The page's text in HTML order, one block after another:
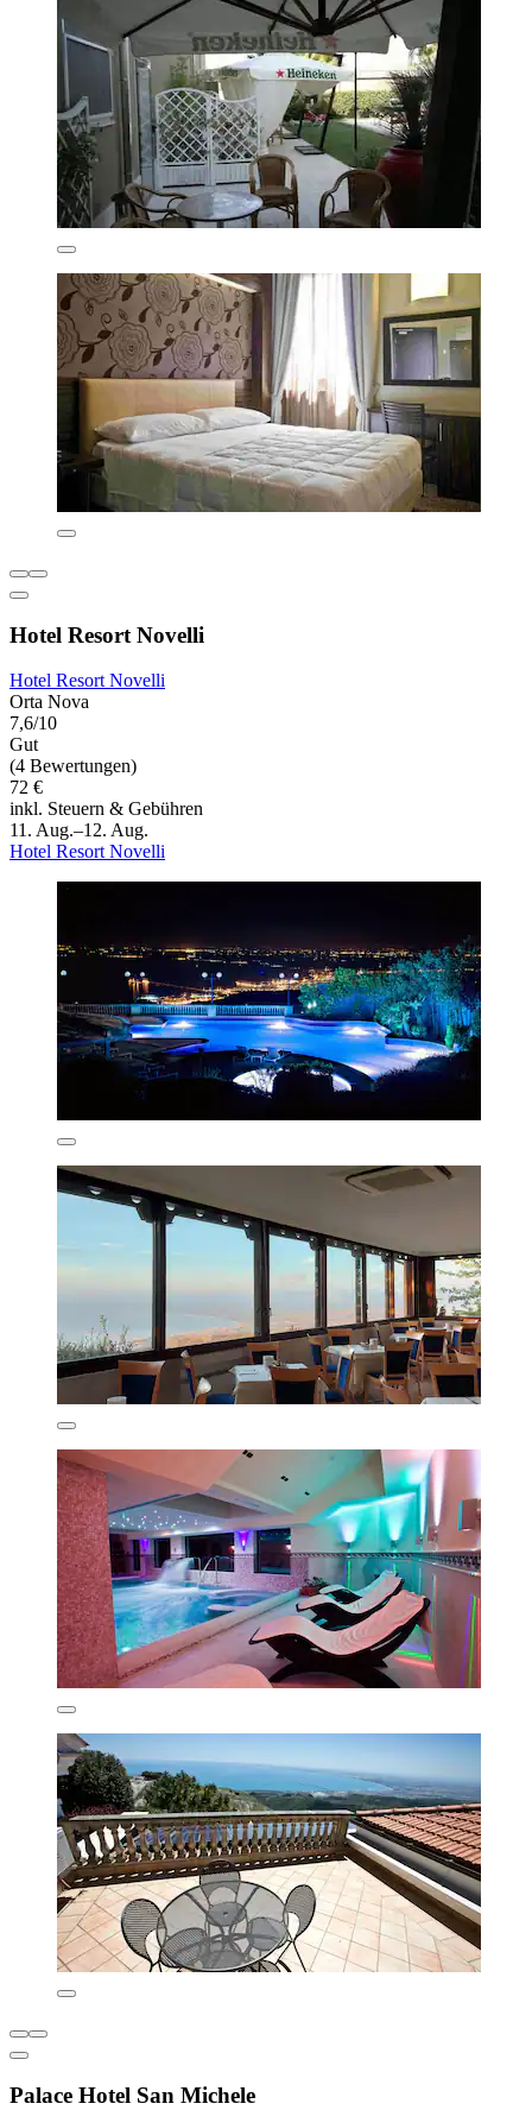
Hotel Resort Novelli
Hotel Resort Novelli
Orta Nova
7,6/10
Gut
(4 Bewertungen)
72 €
inkl. Steuern & Gebühren
11. Aug.–12. Aug.
Hotel Resort Novelli
Palace Hotel San Michele